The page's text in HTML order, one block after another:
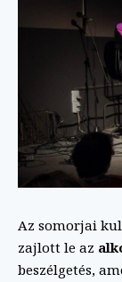
Az somorjai
zajlott le az
beszélgetés,